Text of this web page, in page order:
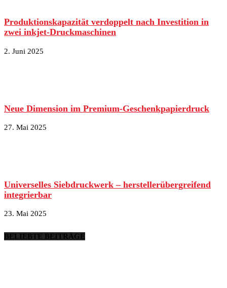
Produktionskapazität verdoppelt nach Investition in
zwei inkjet-Druckmaschinen
2. Juni 2025
Neue Dimension im Premium-Geschenkpapierdruck
27. Mai 2025
Universelles Siebdruckwerk – herstellerübergreifend
integrierbar
23. Mai 2025
BELIEBTE BEITRÄGE